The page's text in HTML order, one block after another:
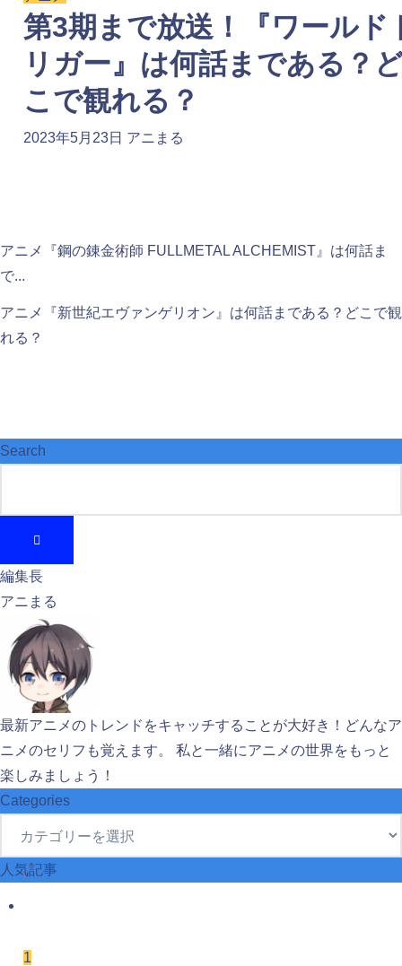
第3期まで放送！『ワールド
リガー』は何話まである？
こで観れる？
2023年5月23日 アニまる
アニメ『鋼の錬金術師 FULLMETAL ALCHEMIST』は何話ま
で...
アニメ『新世紀エヴァンゲリオン』は何話まである？どこで観
れる？
Search
編集長
アニまる
最新アニメのトレンドをキャッチすることが大好き！どんなア
ニメのセリフも覚えます。 私と一緒にアニメの世界をもっと
楽しみましょう！
Categories
人気記事
1